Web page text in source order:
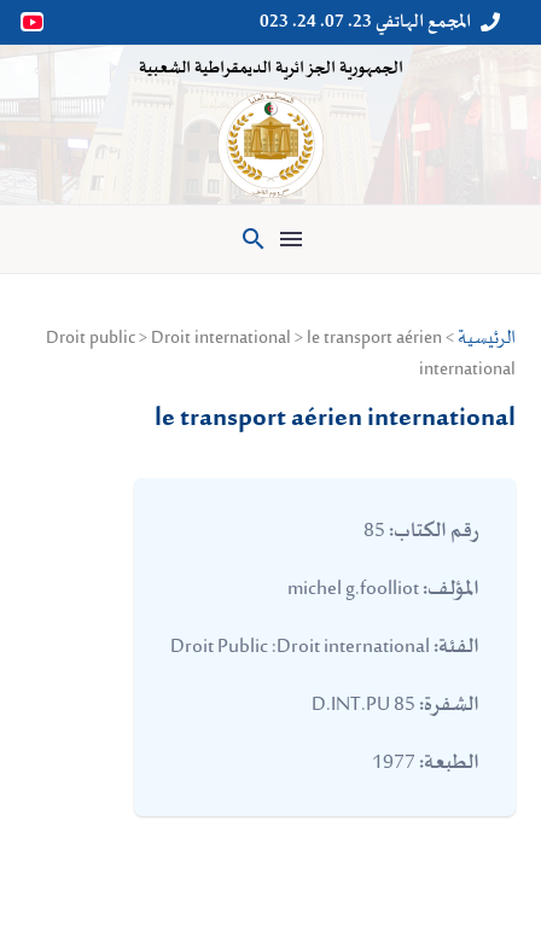

 المجمع الهاتفي 23. 07. 24. 023
الجمهورية الجزائرية الديمقراطية الشعبية

الرئيسية > Droit public > Droit international > le transport aérien
international
le transport aérien international
رقم الكتاب:
المؤلف:
الفئة:
الشفرة:
الطبعة: